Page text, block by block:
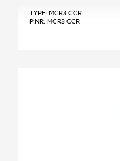
TYPE: MCR3 CCR
P.NR: MCR3 CCR